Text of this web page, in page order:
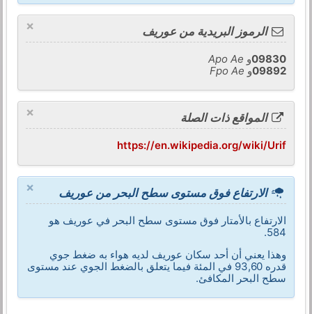
× الرموز البريدية من عوريف
09830و Apo Ae
09892و Fpo Ae
× المواقع ذات الصلة
https://en.wikipedia.org/wiki/Urif
× الارتفاع فوق مستوى سطح البحر من عوريف
الارتفاع بالأمتار فوق مستوى سطح البحر في عوريف هو
584.
وهذا يعني أن أحد سكان عوريف لديه هواء به ضغط جوي
قدره 93,60 في المئة فيما يتعلق بالضغط الجوي عند مستوى
سطح البحر المكافئ.